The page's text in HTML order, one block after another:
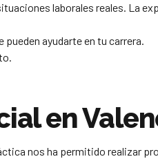
laborales reales. La
ayudarte en tu carrera.
en
nos ha permitido realizar